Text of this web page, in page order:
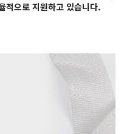
적으로 지원하고 있습니다.